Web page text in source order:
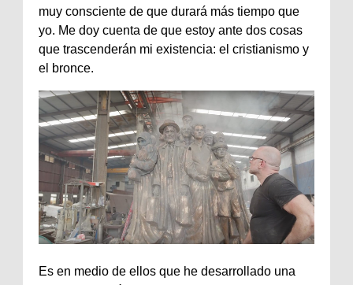
muy consciente de que durará más tiempo que
yo. Me doy cuenta de que estoy ante dos cosas
que trascenderán mi existencia: el cristianismo y
el bronce.
Es en medio de ellos que he desarrollado una